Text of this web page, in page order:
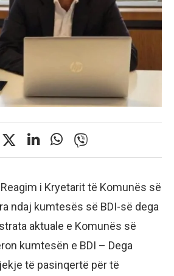
i Kryetarit të Komunës së
ndaj kumtesës së BDI-së dega
aktuale e Komunës së
kumtesën e BDI – Dega
të pasinqertë për të